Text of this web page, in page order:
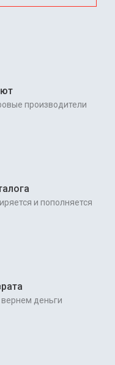
производители
и пополняется
деньги